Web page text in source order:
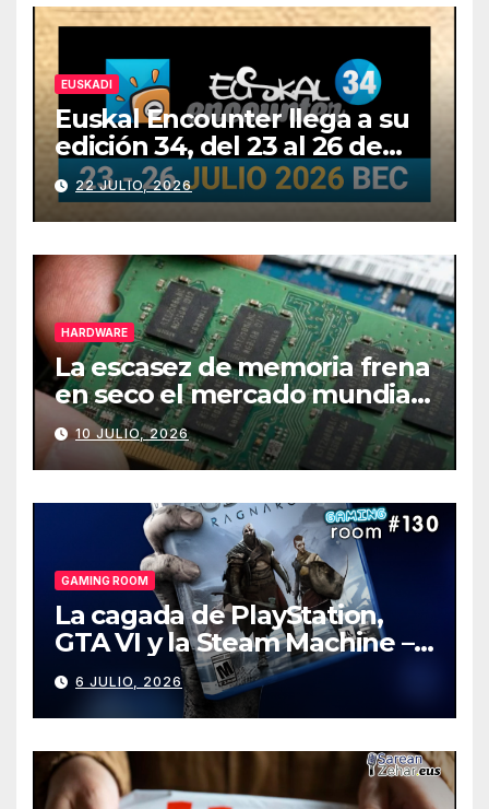
EUSKADI
Euskal Encounter llega a su
edición 34, del 23 al 26 de
julio
22 JULIO, 2026
HARDWARE
La escasez de memoria frena
en seco el mercado mundial
de PCs
10 JULIO, 2026
GAMING ROOM
La cagada de PlayStation,
GTA VI y la Steam Machine –
Gaming Room #130
6 JULIO, 2026